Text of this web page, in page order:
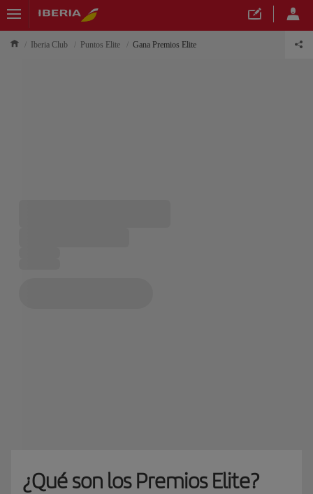
Iberia Club Puntos Elite Gana Premios Elite
¿Qué son los Premios Elite?